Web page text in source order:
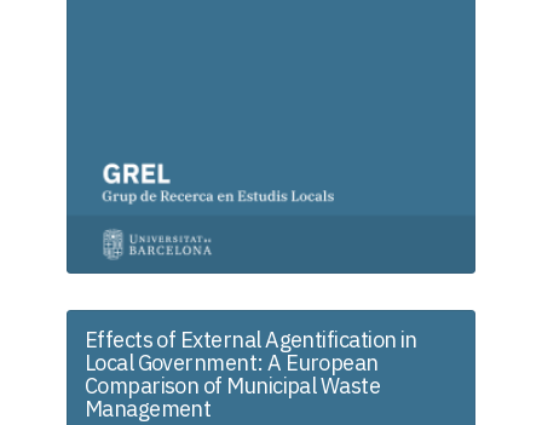
Effects of External Agentification in
Local Government: A European
Comparison of Municipal Waste
Management